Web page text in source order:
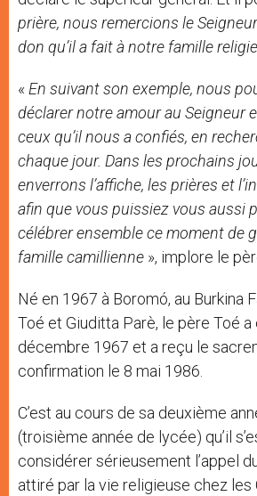
prière, nous remercions le
don qu’il a fait à notre famille
« En suivant son exemple, nous
déclarer notre amour au Seigneur
ceux qu’il nous a confiés, en
chaque jour. Dans les prochains
enverrons l’affiche, les prières et
afin que vous puissiez vous aussi
célébrer ensemble ce moment de
famille camillienne », implore le
Né en 1967 à Boromó, au Burkina
Toé et Giuditta Parè, le père Toé
décembre 1967 et a reçu le
confirmation le 8 mai 1986.
C’est au cours de sa deuxième
(troisième année de lycée) qu’il
considérer sérieusement l’appel
attiré par la vie religieuse chez les